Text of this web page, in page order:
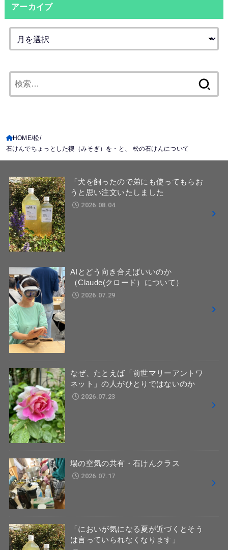
アーカイブ
索:
HOME 松
石けんでちょっとした禊（みそぎ）を・と、 松の石けんについて
「犬を飼ったので弟にも使ってもらお
うと思い注文いたしました
2026.08.04
AIとどう向き合えばいいのか
（Claude(クロード）について）
2026.07.29
なぜ、たとえば「前世マリーアントワ
ネット」の人がひとりではないのか
2026.07.23
場の空気の共有・石けんクラス
2026.07.17
「においが気になる夏が近づくとそう
は言っていられなくなります」